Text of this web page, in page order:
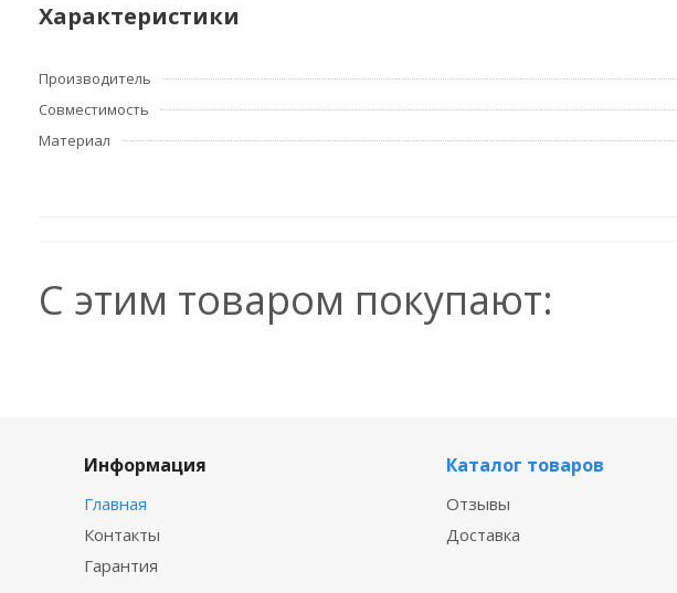
Характеристики
Производитель
Совместимость
Материал
С этим товаром покупают:
Информация
Главная
Контакты
Гарантия
Каталог товаров
Отзывы
Доставка